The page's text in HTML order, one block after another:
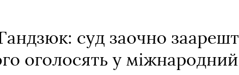
суд заочно
оголосять у